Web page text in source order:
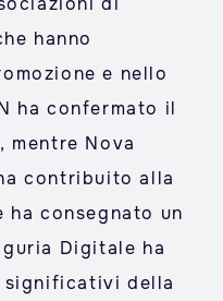
hanno
e nello
ha confermato il
mentre Nova
contribuito alla
consegnato un
Digitale ha
significativi della